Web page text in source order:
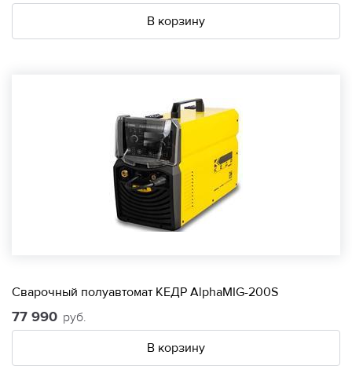
В корзину
Сварочный полуавтомат КЕДР AlphaMIG-200S
77 990 руб.
В корзину